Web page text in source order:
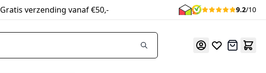
Gratis verzending vanaf €50,- 9.2/10
Offerte